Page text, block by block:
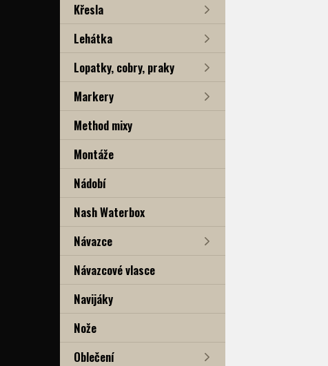
Křesla
Lehátka
Lopatky, cobry, praky
Markery
Method mixy
Montáže
Nádobí
Nash Waterbox
Návazce
Návazcové vlasce
Navijáky
Nože
Oblečení